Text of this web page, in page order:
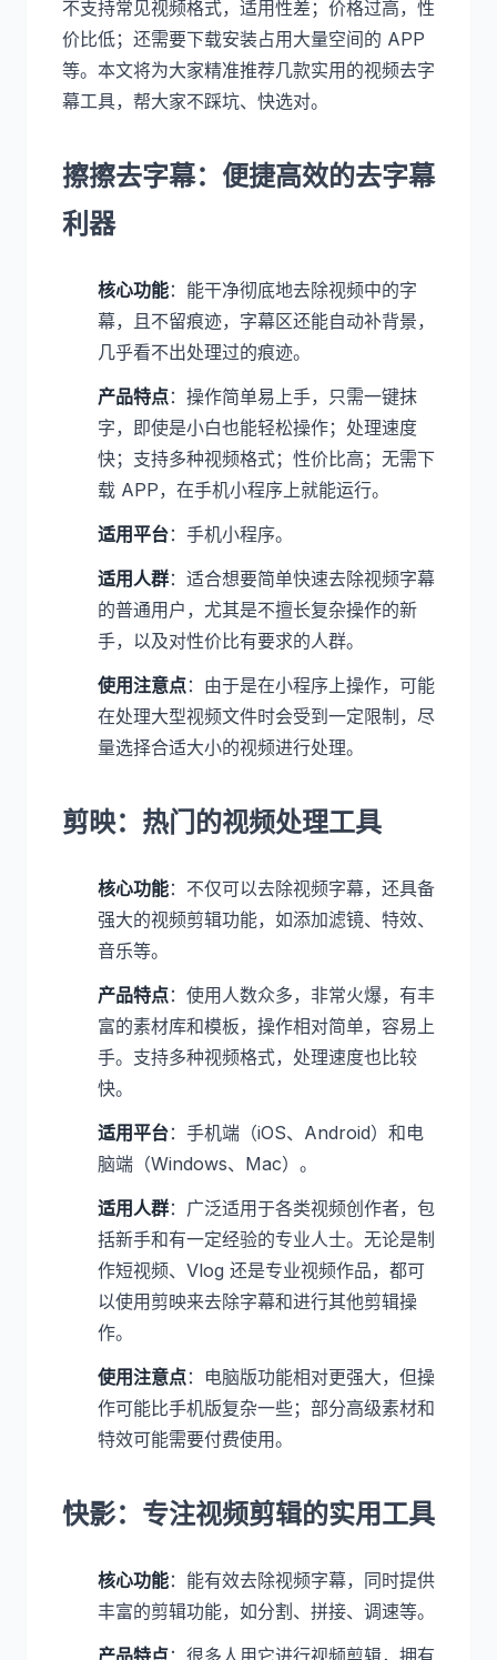
不支持常见视频格式，适用性差；价格过高，性
价比低；还需要下载安装占用大量空间的 APP
等。本文将为大家精准推荐几款实用的视频去字
幕工具，帮大家不踩坑、快选对。
擦擦去字幕：便捷高效的去字幕
利器
核心功能：能干净彻底地去除视频中的字
幕，且不留痕迹，字幕区还能自动补背景，
几乎看不出处理过的痕迹。
产品特点：操作简单易上手，只需一键抹
字，即使是小白也能轻松操作；处理速度
快；支持多种视频格式；性价比高；无需下
载 APP，在手机小程序上就能运行。
适用平台：手机小程序。
适用人群：适合想要简单快速去除视频字幕
的普通用户，尤其是不擅长复杂操作的新
手，以及对性价比有要求的人群。
使用注意点：由于是在小程序上操作，可能
在处理大型视频文件时会受到一定限制，尽
量选择合适大小的视频进行处理。
剪映：热门的视频处理工具
核心功能：不仅可以去除视频字幕，还具备
强大的视频剪辑功能，如添加滤镜、特效、
音乐等。
产品特点：使用人数众多，非常火爆，有丰
富的素材库和模板，操作相对简单，容易上
手。支持多种视频格式，处理速度也比较
快。
适用平台：手机端（iOS、Android）和电
脑端（Windows、Mac）。
适用人群：广泛适用于各类视频创作者，包
括新手和有一定经验的专业人士。无论是制
作短视频、Vlog 还是专业视频作品，都可
以使用剪映来去除字幕和进行其他剪辑操
作。
使用注意点：电脑版功能相对更强大，但操
作可能比手机版复杂一些；部分高级素材和
特效可能需要付费使用。
快影：专注视频剪辑的实用工具
核心功能：能有效去除视频字幕，同时提供
丰富的剪辑功能，如分割、拼接、调速等。
产品特点：很多人用它进行视频剪辑，拥有